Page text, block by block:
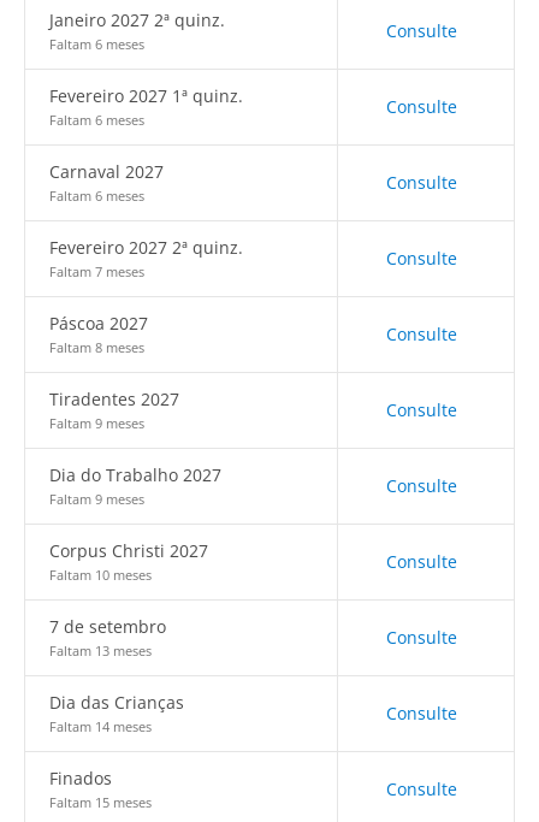
Janeiro 2027 2ª quinz.
Faltam 6 meses
Consulte
Fevereiro 2027 1ª quinz.
Faltam 6 meses
Consulte
Carnaval 2027
Faltam 6 meses
Consulte
Fevereiro 2027 2ª quinz.
Faltam 7 meses
Consulte
Páscoa 2027
Faltam 8 meses
Consulte
Tiradentes 2027
Faltam 9 meses
Consulte
Dia do Trabalho 2027
Faltam 9 meses
Consulte
Corpus Christi 2027
Faltam 10 meses
Consulte
7 de setembro
Faltam 13 meses
Consulte
Dia das Crianças
Faltam 14 meses
Consulte
Finados
Faltam 15 meses
Consulte